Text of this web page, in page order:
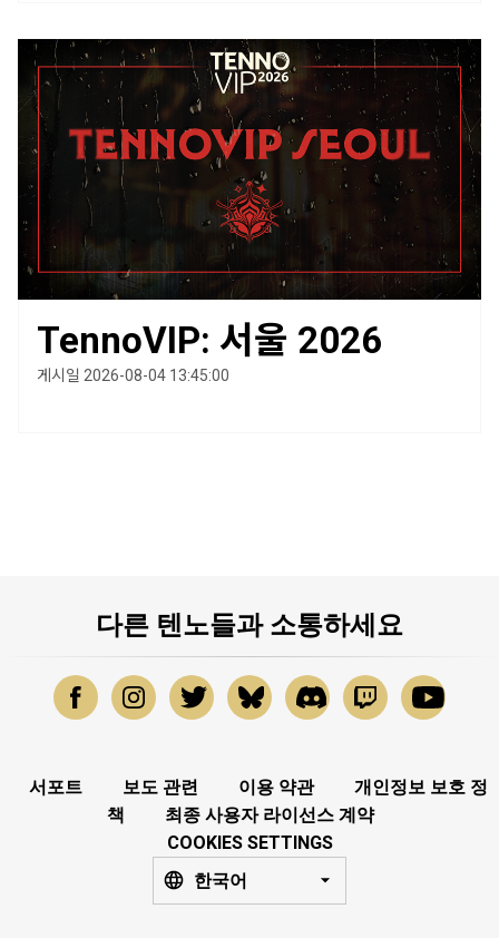
TennoVIP: 서울 2026
게시일 2026-08-04 13:45:00
다른 텐노들과 소통하세요
서포트 보도 관련 이용 약관
개인정보 보호 정
책
최종 사용자 라이선스 계약
COOKIES SETTINGS
한국어